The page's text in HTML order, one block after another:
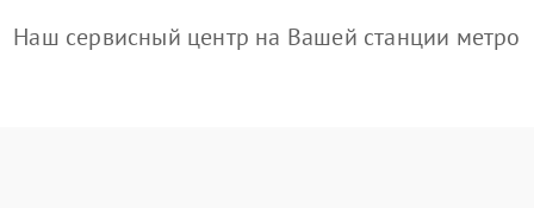
Наш сервисный центр на Вашей станции метро